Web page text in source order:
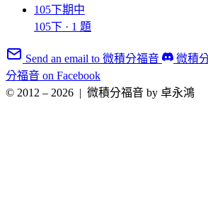
105下期中
105下 · 1 題
Send an email to 微積分福音 微積
分福音 on Facebook
© 2012 – 2026 | 微積分福音 by 卓永鴻